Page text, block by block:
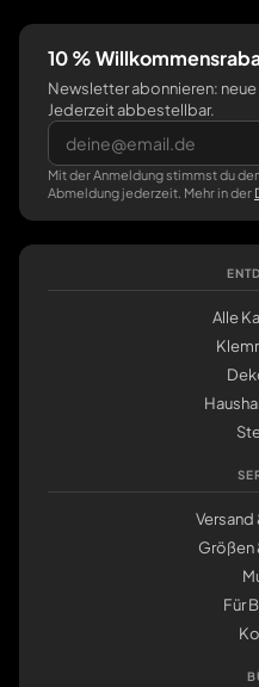
10 %
Newsletter abonnieren:
Jederzeit abbestellbar.
Mit der Anmeldung stimmst du
Abmeldung jederzeit. Mehr in der
Alle
Größen
Für